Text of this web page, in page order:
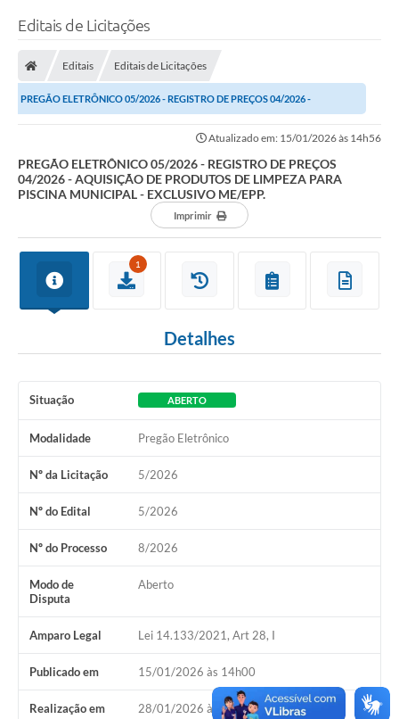
Publicações Oficiais
Lei Aldir Blanc
Audiências Públicas
Balanços
Licitações anteriores
Contratos
Contas Públicas
Legislação
Editais
Links
Editais de Licitações
Editais Editais de Licitações
PREGÃO ELETRÔNICO 05/2026 - REGISTRO DE PREÇOS 04/2026 -
Atualizado em: 15/01/2026 às 14h56
PREGÃO ELETRÔNICO 05/2026 - REGISTRO DE PREÇOS
04/2026 - AQUISIÇÃO DE PRODUTOS DE LIMPEZA PARA
PISCINA MUNICIPAL - EXCLUSIVO ME/EPP.
Imprimir
1
Detalhes
Situação ABERTO
Modalidade Pregão Eletrônico
Nº da Licitação 5/2026
Nº do Edital 5/2026
Nº do Processo 8/2026
Modo de
Disputa
Aberto
Amparo Legal Lei 14.133/2021, Art 28, I
Publicado em 15/01/2026 às 14h00
Realização em 28/01/2026 às 14h00